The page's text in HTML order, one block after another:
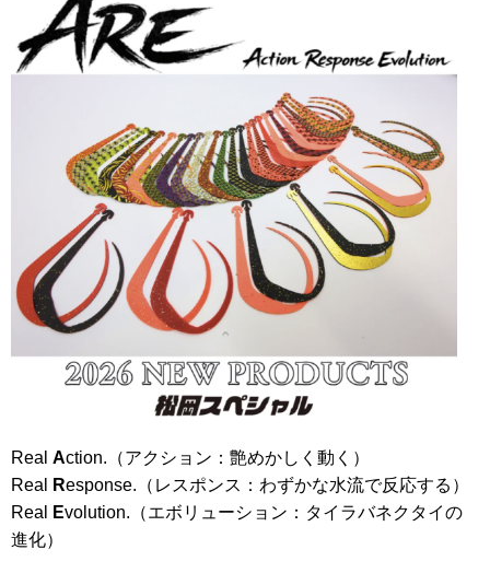
Real Action.（アクション：艶めかしく動く）
Real
Response.（レスポンス：わずかな水流で反応する）
Real
Evolution.（エボリューション：タイラバネクタイの
進化）